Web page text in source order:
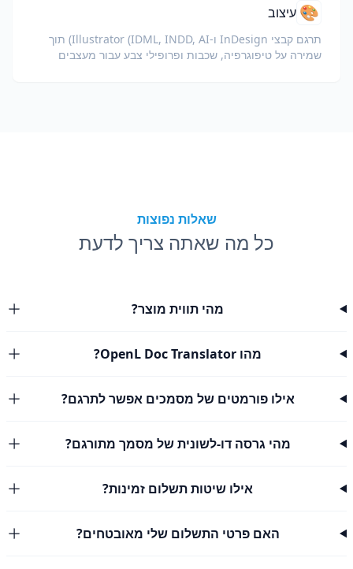
🎨 עיצוב
תרגם קבצי InDesign ו-Illustrator (IDML, INDD, AI) תוך
שמירה על טיפוגרפיה, שכבות ופרופילי צבע עבור מעצבים
שאלות נפוצות
כל מה שאתה צריך לדעת
מהי תווית מוצר?
מהו OpenL Doc Translator?
אילו פורמטים של מסמכים אפשר לתרגם?
מהי גרסה דו-לשונית של מסמך מתורגם?
אילו שיטות תשלום זמינות?
האם פרטי התשלום שלי מאובטחים?